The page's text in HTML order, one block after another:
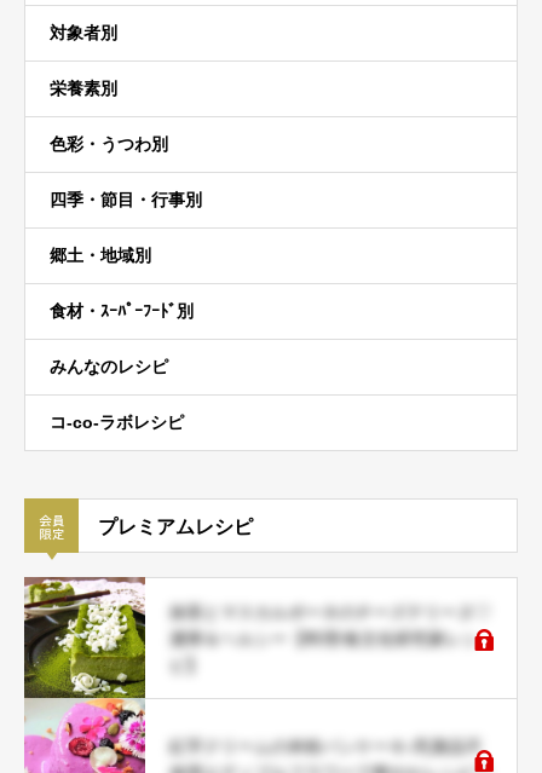
対象者別
栄養素別
色彩・うつわ別
四季・節目・行事別
郷土・地域別
食材・ｽｰﾊﾟｰﾌｰﾄﾞ別
みんなのレシピ
コ-co-ラボレシピ
プレミアムレシピ
抹茶とマスカルポーネのチーズテリーヌ♡
濃厚＆ヘルシー【料理/食文化研究家レシ
紅芋クリームの米粉パンケーキ♪乳製品不